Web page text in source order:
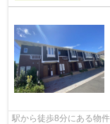
駅から徒歩8分にある物